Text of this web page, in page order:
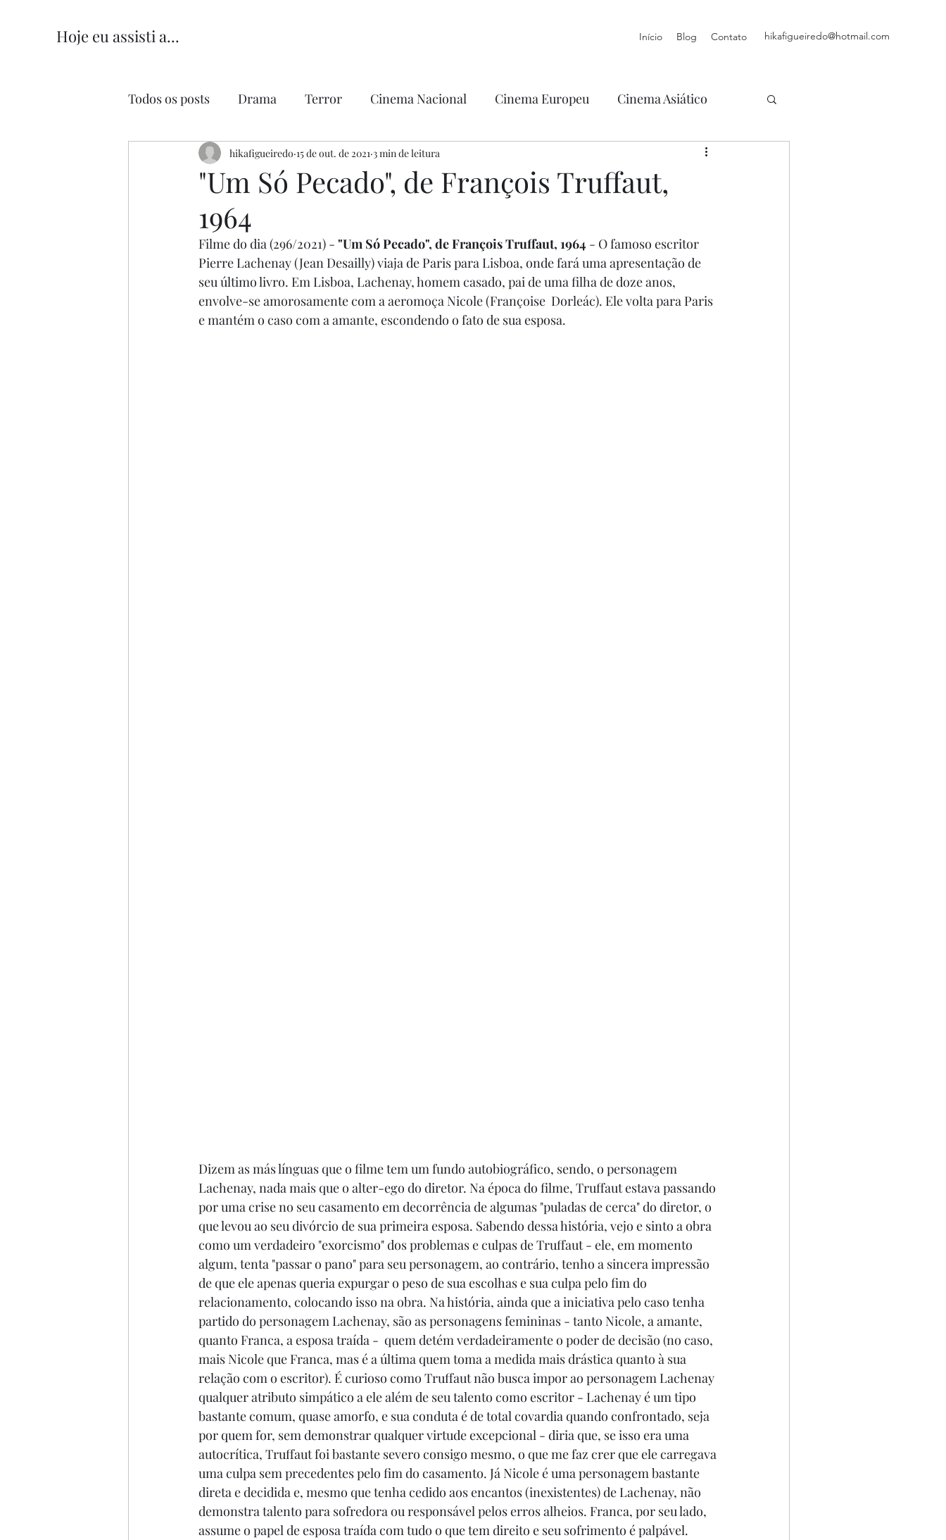
Hoje eu assisti a... Início Blog Contato hikafigueiredo@hotmail.com
Todos os posts Drama Terror Cinema Nacional Cinema Europeu Cinema Asiático
Comédia Comédia Romântica Ficção
"Um Só Pecado", de François Truffaut,
1964
hikafigueiredo 15 de out. de 2021 3 min de leitura
Filme do dia (296/2021) - "Um Só Pecado", de François Truffaut, 1964 - O famoso escritor
Pierre Lachenay (Jean Desailly) viaja de Paris para Lisboa, onde fará uma apresentação de
seu último livro. Em Lisboa, Lachenay, homem casado, pai de uma filha de doze anos,
envolve-se amorosamente com a aeromoça Nicole (Françoise  Dorleác). Ele volta para Paris
e mantém o caso com a amante, escondendo o fato de sua esposa.
Dizem as más línguas que o filme tem um fundo autobiográfico, sendo, o personagem
Lachenay, nada mais que o alter-ego do diretor. Na época do filme, Truffaut estava passando
por uma crise no seu casamento em decorrência de algumas "puladas de cerca" do diretor, o
que levou ao seu divórcio de sua primeira esposa. Sabendo dessa história, vejo e sinto a obra
como um verdadeiro "exorcismo" dos problemas e culpas de Truffaut - ele, em momento
algum, tenta "passar o pano" para seu personagem, ao contrário, tenho a sincera impressão
de que ele apenas queria expurgar o peso de sua escolhas e sua culpa pelo fim do
relacionamento, colocando isso na obra. Na história, ainda que a iniciativa pelo caso tenha
partido do personagem Lachenay, são as personagens femininas - tanto Nicole, a amante,
quanto Franca, a esposa traída -  quem detém verdadeiramente o poder de decisão (no caso,
mais Nicole que Franca, mas é a última quem toma a medida mais drástica quanto à sua
relação com o escritor). É curioso como Truffaut não busca impor ao personagem Lachenay
qualquer atributo simpático a ele além de seu talento como escritor - Lachenay é um tipo
bastante comum, quase amorfo, e sua conduta é de total covardia quando confrontado, seja
por quem for, sem demonstrar qualquer virtude excepcional - diria que, se isso era uma
autocrítica, Truffaut foi bastante severo consigo mesmo, o que me faz crer que ele carregava
uma culpa sem precedentes pelo fim do casamento. Já Nicole é uma personagem bastante
direta e decidida e, mesmo que tenha cedido aos encantos (inexistentes) de Lachenay, não
demonstra talento para sofredora ou responsável pelos erros alheios. Franca, por seu lado,
assume o papel de esposa traída com tudo o que tem direito e seu sofrimento é palpável.